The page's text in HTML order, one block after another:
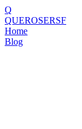
Q
QUEROSERSF
Home
Blog